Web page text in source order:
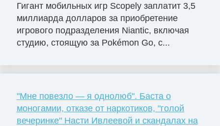
Гигант мобильных игр Scopely заплатит 3,5
миллиарда долларов за приобретение
игрового подразделения Niantic, включая
студию, стоящую за Pokémon Go, с...
"Мне повезло — я однолюб". Баста о
моногамии, отказе от наркотиков, "голой
вечеринке" Насти Ивлеевой и скандалах на